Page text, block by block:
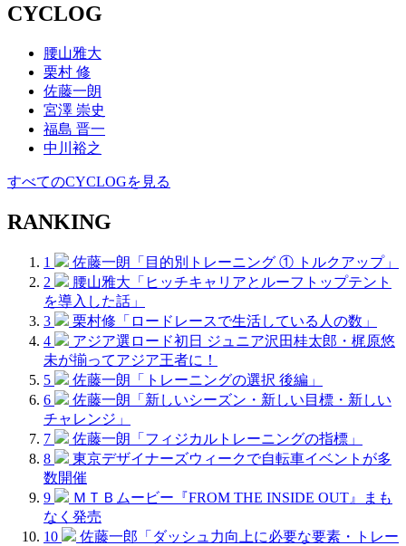
CYCLOG
腰山雅大
栗村 修
佐藤一朗
宮澤 崇史
福島 晋一
中川裕之
すべてのCYCLOGを見る
RANKING
1
佐藤一朗「目的別トレーニング ① トルクアップ」
2
腰山雅大「ヒッチキャリアとルーフトップテント
を導入した話」
3
栗村修「ロードレースで生活している人の数」
4
アジア選ロード初日 ジュニア沢田桂太郎・梶原悠
未が揃ってアジア王者に！
5
佐藤一朗「トレーニングの選択 後編」
6
佐藤一朗「新しいシーズン・新しい目標・新しい
チャレンジ」
7
佐藤一朗「フィジカルトレーニングの指標」
8
東京デザイナーズウィークで自転車イベントが多
数開催
9
ＭＴＢムービー『FROM THE INSIDE OUT』まも
なく発売
10
佐藤一郎「ダッシュ力向上に必要な要素・トレー